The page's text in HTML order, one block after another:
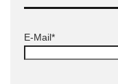
E-Mail*